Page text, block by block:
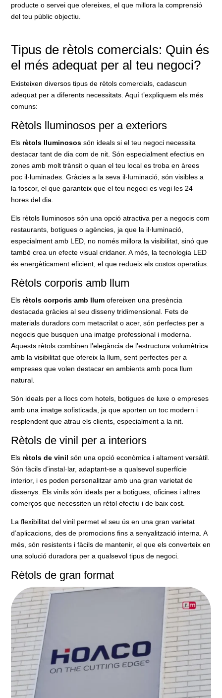
producte o servei que ofereixes, el que millora la comprensió
del teu públic objectiu.
Tipus de rètols comercials: Quin és
el més adequat per al teu negoci?
Existeixen diversos tipus de rètols comercials, cadascun
adequat per a diferents necessitats. Aquí t’expliquem els més
comuns:
Rètols lluminosos per a exteriors
Els rètols lluminosos són ideals si el teu negoci necessita
destacar tant de dia com de nit. Són especialment efectius en
zones amb molt trànsit o quan el teu local es troba en àrees
poc il·luminades. Gràcies a la seva il·luminació, són visibles a
la foscor, el que garanteix que el teu negoci es vegi les 24
hores del dia.
Els rètols lluminosos són una opció atractiva per a negocis com
restaurants, botigues o agències, ja que la il·luminació,
especialment amb LED, no només millora la visibilitat, sinó que
també crea un efecte visual cridaner. A més, la tecnologia LED
és energèticament eficient, el que redueix els costos operatius.
Rètols corporis amb llum
Els rètols corporis amb llum ofereixen una presència
destacada gràcies al seu disseny tridimensional. Fets de
materials duradors com metacrilat o acer, són perfectes per a
negocis que busquen una imatge professional i moderna.
Aquests rètols combinen l’elegància de l’estructura volumètrica
amb la visibilitat que ofereix la llum, sent perfectes per a
empreses que volen destacar en ambients amb poca llum
natural.
Són ideals per a llocs com hotels, botigues de luxe o empreses
amb una imatge sofisticada, ja que aporten un toc modern i
resplendent que atrau els clients, especialment a la nit.
Rètols de vinil per a interiors
Els rètols de vinil són una opció econòmica i altament versàtil.
Són fàcils d’instal·lar, adaptant-se a qualsevol superfície
interior, i es poden personalitzar amb una gran varietat de
dissenys. Els vinils són ideals per a botigues, oficines i altres
comerços que necessiten un rètol efectiu i de baix cost.
La flexibilitat del vinil permet el seu ús en una gran varietat
d’aplicacions, des de promocions fins a senyalització interna. A
més, són resistents i fàcils de mantenir, el que els converteix en
una solució duradora per a qualsevol tipus de negoci.
Rètols de gran format